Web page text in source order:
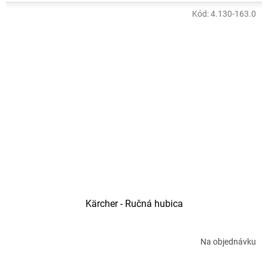
Kärcher - Ručná hubica
Na objednávku
Kód:4.130-163.0